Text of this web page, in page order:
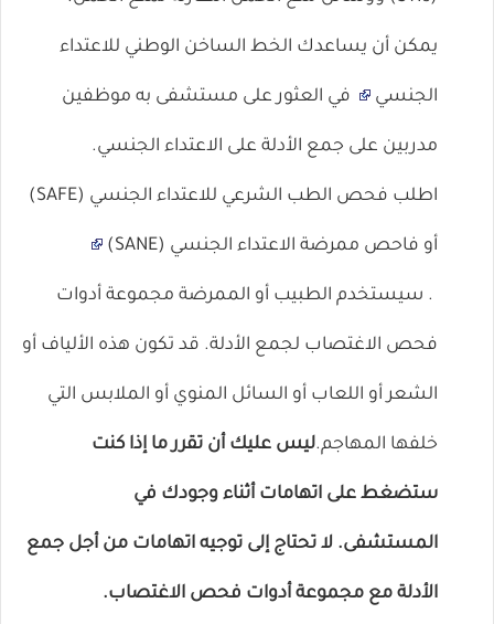
يمكن أن يساعدك الخط الساخن الوطني للاعتداء
الجنسي في العثور على مستشفى به موظفين
مدربين على جمع الأدلة على الاعتداء الجنسي.
اطلب فحص الطب الشرعي للاعتداء الجنسي (SAFE)
أو فاحص ممرضة الاعتداء الجنسي (SANE)
. سيستخدم الطبيب أو الممرضة مجموعة أدوات
فحص الاغتصاب لجمع الأدلة. قد تكون هذه الألياف أو
الشعر أو اللعاب أو السائل المنوي أو الملابس التي
خلفها المهاجم.ليس عليك أن تقرر ما إذا كنت
ستضغط على اتهامات أثناء وجودك في
المستشفى. لا تحتاج إلى توجيه اتهامات من أجل جمع
الأدلة مع مجموعة أدوات فحص الاغتصاب.